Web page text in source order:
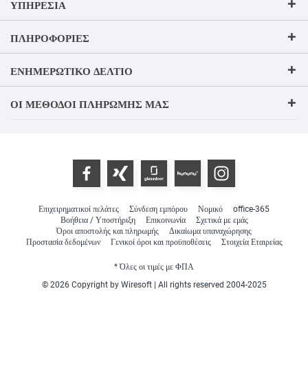
ΥΠΗΡΕΣΊΑ
ΠΛΗΡΟΦΟΡΊΕΣ
ΕΝΗΜΕΡΩΤΙΚΌ ΔΕΛΤΊΟ
ΟΙ ΜΈΘΟΔΟΙ ΠΛΗΡΩΜΉΣ ΜΑΣ
Επιχειρηματικοί πελάτες Σύνδεση εμπόρου Νομικό
office-365
Βοήθεια / Υποστήριξη
Επικοινωνία
Σχετικά με εμάς
Όροι αποστολής και πληρωμής
Δικαίωμα υπαναχώρησης
Προστασία δεδομένων
Γενικοί όροι και προϋποθέσεις Στοιχεία Εταιρείας
* Όλες οι τιμές με ΦΠΑ
© 2026 Copyright by Wiresoft | All rights reserved 2004-2025